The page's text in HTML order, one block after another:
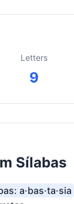
Letters
9
Sílabas
a·bas·ta·sia